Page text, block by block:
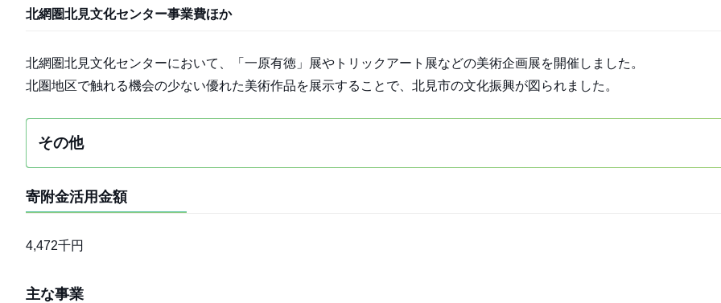
北網圏北見文化センター事業費ほか
北網圏北見文化センターにおいて、「一原有徳」展やトリックアート展などの美術企画展を開催しました。
北圏地区で触れる機会の少ない優れた美術作品を展示することで、北見市の文化振興が図られました。
その他
寄附金活用金額
4,472千円
主な事業